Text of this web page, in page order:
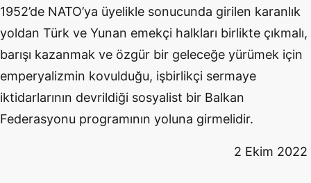
1952’de NATO’ya üyelikle sonucunda girilen karanlık
yoldan Türk ve Yunan emekçi halkları birlikte çıkmalı,
barışı kazanmak ve özgür bir geleceğe yürümek için
emperyalizmin kovulduğu, işbirlikçi sermaye
iktidarlarının devrildiği sosyalist bir Balkan
Federasyonu programının yoluna girmelidir.
2 Ekim 2022